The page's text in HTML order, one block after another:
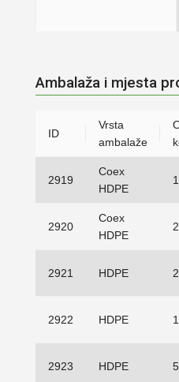
Ambalaža i mjesta
ID
Vrsta
ambalaže
2919
Coex
HDPE
2920
Coex
HDPE
2921 HDPE
2922 HDPE
2923 HDPE